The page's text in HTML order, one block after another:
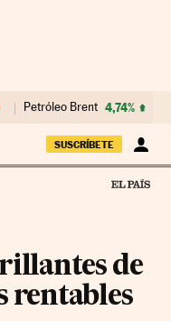
Petróleo Brent 4,74%
SUSCRÍBETE
de
rentables